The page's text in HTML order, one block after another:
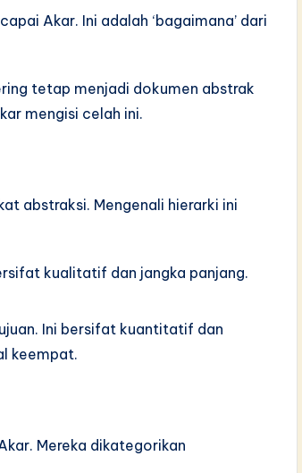
Akar. Ini adalah ‘bagaimana’ dari
tetap menjadi dokumen abstrak
mengisi celah ini.
abstraksi. Mengenali hierarki ini
kualitatif dan jangka panjang.
Ini bersifat kuantitatif dan
keempat.
Mereka dikategorikan